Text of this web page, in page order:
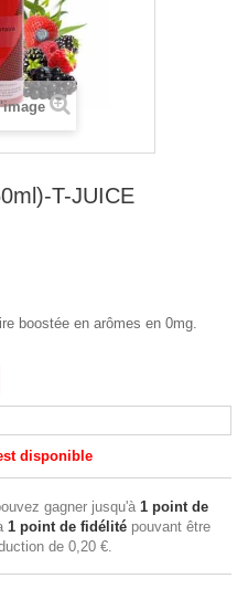
T-JUICE
boostée en arômes en 0mg.
disponible
gagner jusqu'à 1 point de
1 point de fidélité pouvant être
de 0,20 €.